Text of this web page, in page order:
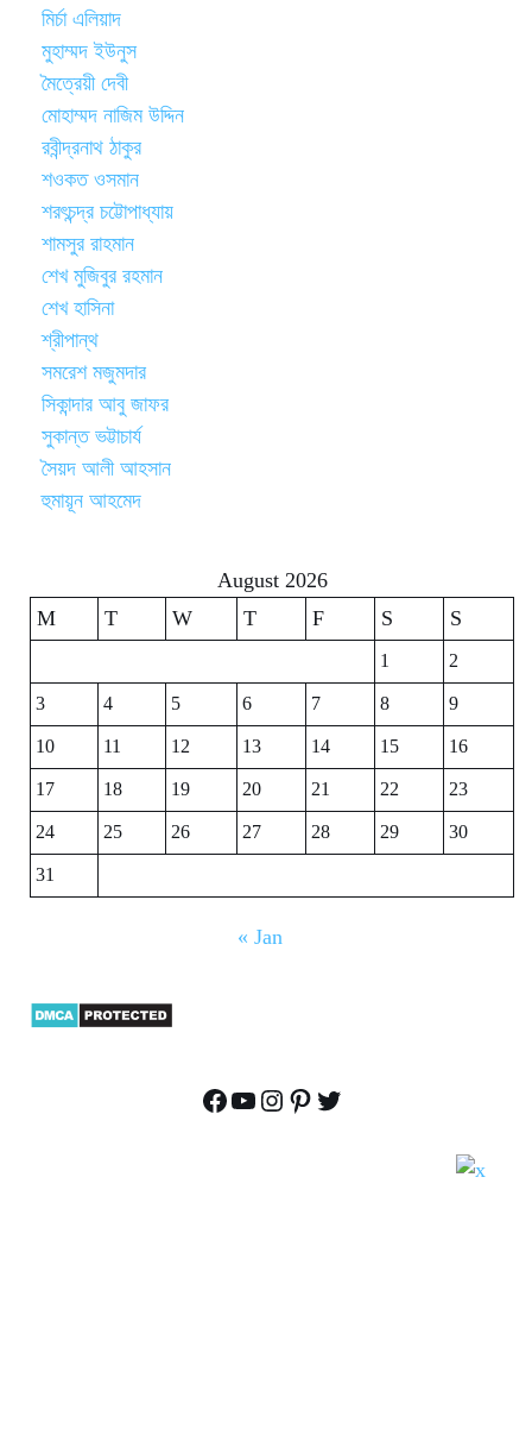
মির্চা এলিয়াদ
মুহাম্মদ ইউনুস
মৈত্রেয়ী দেবী
মোহাম্মদ নাজিম উদ্দিন
রবীন্দ্রনাথ ঠাকুর
শওকত ওসমান
শরৎচন্দ্র চট্টোপাধ্যায়
শামসুর রাহমান
শেখ মুজিবুর রহমান
শেখ হাসিনা
শ্রীপান্থ
সমরেশ মজুমদার
সিকান্দার আবু জাফর
সুকান্ত ভট্টাচার্য
সৈয়দ আলী আহসান
হুমায়ূন আহমেদ
August 2026
M
T W T F S S
1
2
3
4 5 6 7 8
9
10
11 12 13 14 15
16
17
18 19 20 21 22
23
24
25 26 27 28 29
30
31
« Jan